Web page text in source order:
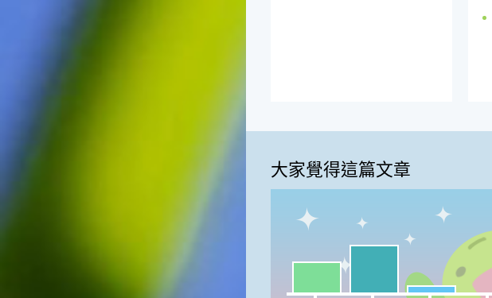
大家覺得這篇文章
一級棒:36%
我喜歡:55%